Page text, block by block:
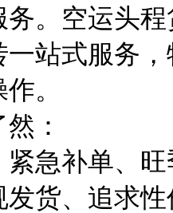
务。空运头
站式服务
。
：
急补单、
货、追求